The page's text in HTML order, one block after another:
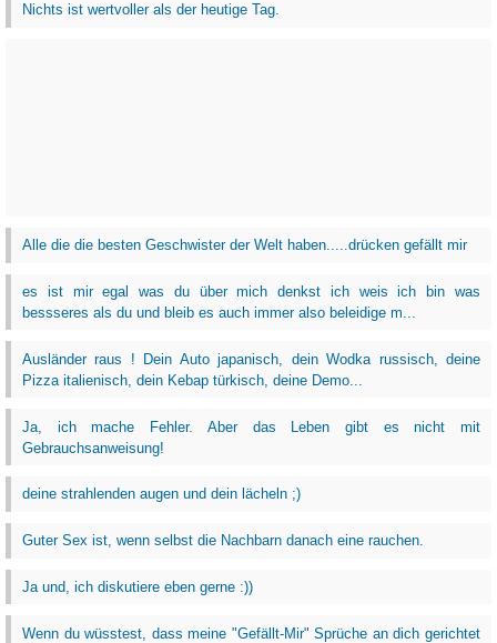
Nichts ist wertvoller als der heutige Tag.
Alle die die besten Geschwister der Welt haben.....drücken gefällt mir
es ist mir egal was du über mich denkst ich weis ich bin was
bessseres als du und bleib es auch immer also beleidige m...
Ausländer raus ! Dein Auto japanisch, dein Wodka russisch, deine
Pizza italienisch, dein Kebap türkisch, deine Demo...
Ja, ich mache Fehler. Aber das Leben gibt es nicht mit
Gebrauchsanweisung!
deine strahlenden augen und dein lächeln ;)
Guter Sex ist, wenn selbst die Nachbarn danach eine rauchen.
Ja und, ich diskutiere eben gerne :))
Wenn du wüsstest, dass meine "Gefällt-Mir" Sprüche an dich gerichtet